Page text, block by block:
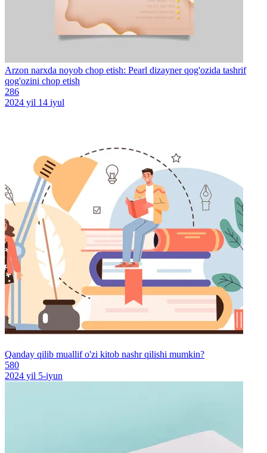
Arzon narxda noyob chop etish: Pearl dizayner qog'ozida tashrif
qog'ozini chop etish
286
2024 yil 14 iyul
Qanday qilib muallif o'zi kitob nashr qilishi mumkin?
580
2024 yil 5-iyun